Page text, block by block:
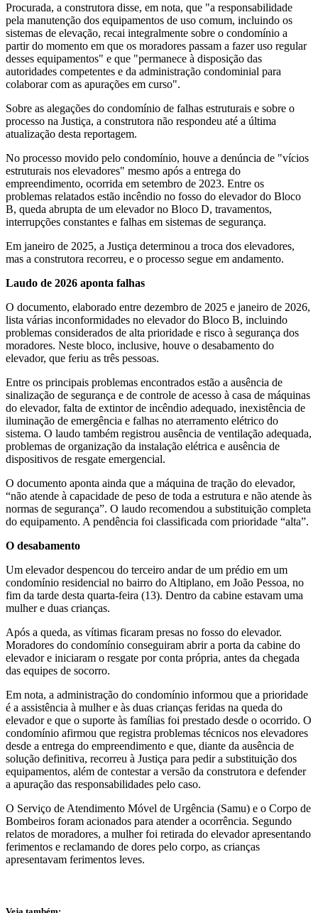
Procurada, a construtora disse, em nota, que "a responsabilidade
pela manutenção dos equipamentos de uso comum, incluindo os
sistemas de elevação, recai integralmente sobre o condomínio a
partir do momento em que os moradores passam a fazer uso regular
desses equipamentos" e que "permanece à disposição das
autoridades competentes e da administração condominial para
colaborar com as apurações em curso".
Sobre as alegações do condomínio de falhas estruturais e sobre o
processo na Justiça, a construtora não respondeu até a última
atualização desta reportagem.
No processo movido pelo condomínio, houve a denúncia de "vícios
estruturais nos elevadores" mesmo após a entrega do
empreendimento, ocorrida em setembro de 2023. Entre os
problemas relatados estão incêndio no fosso do elevador do Bloco
B, queda abrupta de um elevador no Bloco D, travamentos,
interrupções constantes e falhas em sistemas de segurança.
Em janeiro de 2025, a Justiça determinou a troca dos elevadores,
mas a construtora recorreu, e o processo segue em andamento.
Laudo de 2026 aponta falhas
O documento, elaborado entre dezembro de 2025 e janeiro de 2026,
lista várias inconformidades no elevador do Bloco B, incluindo
problemas considerados de alta prioridade e risco à segurança dos
moradores. Neste bloco, inclusive, houve o desabamento do
elevador, que feriu as três pessoas.
Entre os principais problemas encontrados estão a ausência de
sinalização de segurança e de controle de acesso à casa de máquinas
do elevador, falta de extintor de incêndio adequado, inexistência de
iluminação de emergência e falhas no aterramento elétrico do
sistema. O laudo também registrou ausência de ventilação adequada,
problemas de organização da instalação elétrica e ausência de
dispositivos de resgate emergencial.
O documento aponta ainda que a máquina de tração do elevador,
“não atende à capacidade de peso de toda a estrutura e não atende às
normas de segurança”. O laudo recomendou a substituição completa
do equipamento. A pendência foi classificada com prioridade “alta”.
O desabamento
Um elevador despencou do terceiro andar de um prédio em um
condomínio residencial no bairro do Altiplano, em João Pessoa, no
fim da tarde desta quarta-feira (13). Dentro da cabine estavam uma
mulher e duas crianças.
Após a queda, as vítimas ficaram presas no fosso do elevador.
Moradores do condomínio conseguiram abrir a porta da cabine do
elevador e iniciaram o resgate por conta própria, antes da chegada
das equipes de socorro.
Em nota, a administração do condomínio informou que a prioridade
é a assistência à mulher e às duas crianças feridas na queda do
elevador e que o suporte às famílias foi prestado desde o ocorrido. O
condomínio afirmou que registra problemas técnicos nos elevadores
desde a entrega do empreendimento e que, diante da ausência de
solução definitiva, recorreu à Justiça para pedir a substituição dos
equipamentos, além de contestar a versão da construtora e defender
a apuração das responsabilidades pelo caso.
O Serviço de Atendimento Móvel de Urgência (Samu) e o Corpo de
Bombeiros foram acionados para atender a ocorrência. Segundo
relatos de moradores, a mulher foi retirada do elevador apresentando
ferimentos e reclamando de dores pelo corpo, as crianças
apresentavam ferimentos leves.